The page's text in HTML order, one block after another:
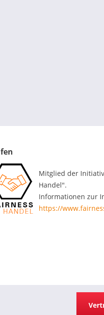
Mitglied der
Handel".
Informationen zur
https://